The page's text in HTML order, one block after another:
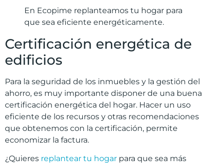
En Ecopime replanteamos tu hogar para
que sea eficiente energéticamente.
Certificación energética de
edificios
Para la seguridad de los inmuebles y la gestión del
ahorro, es muy importante disponer de una buena
certificación energética del hogar. Hacer un uso
eficiente de los recursos y otras recomendaciones
que obtenemos con la certificación, permite
economizar la factura.
¿Quieres replantear tu hogar para que sea más